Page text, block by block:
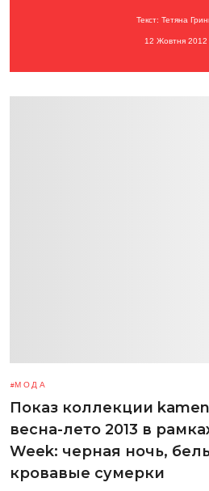
Текст: Тетяна
12 Жовтня 2012
МОДА
Показ коллекции
весна-лето 2013 в
Week: черная ночь,
кровавые сумерки